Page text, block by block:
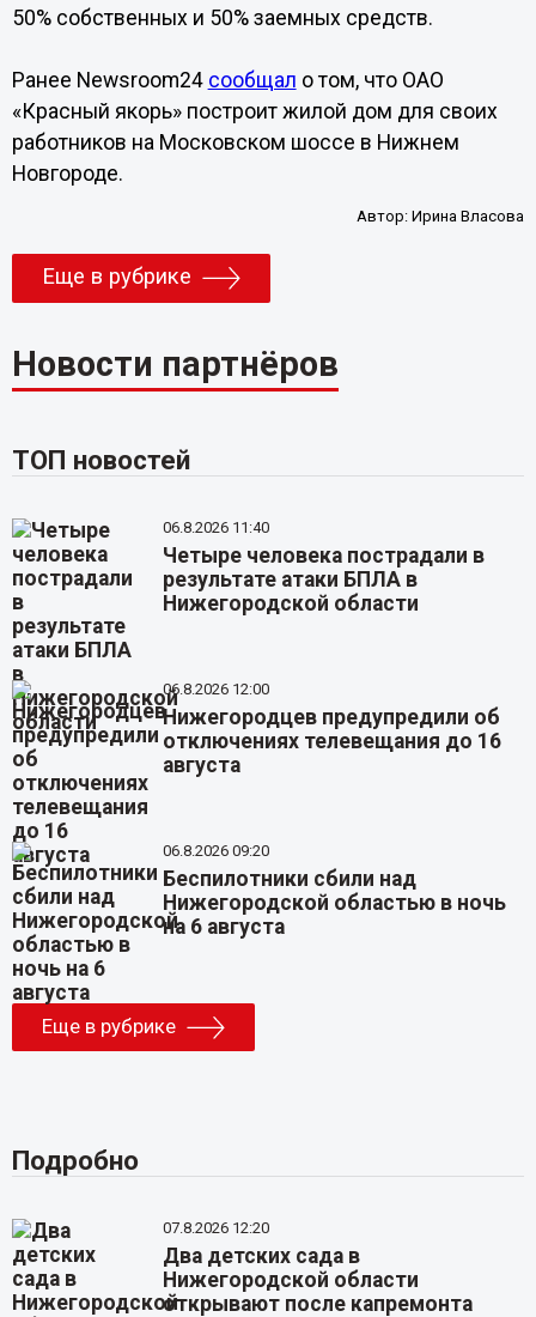
50% собственных и 50% заемных средств.
Ранее Newsroom24 сообщал о том, что ОАО
«Красный якорь» построит жилой дом для своих
работников на Московском шоссе в Нижнем
Новгороде.
Автор:Ирина Власова
Еще в рубрике
Новости партнёров
ТОП новостей
06.8.2026 11:40
Четыре человека пострадали в
результате атаки БПЛА в
Нижегородской области
06.8.2026 12:00
Нижегородцев предупредили об
отключениях телевещания до 16
августа
06.8.2026 09:20
Беспилотники сбили над
Нижегородской областью в ночь
на 6 августа
Еще в рубрике
Подробно
07.8.2026 12:20
Два детских сада в
Нижегородской области
открывают после капремонта